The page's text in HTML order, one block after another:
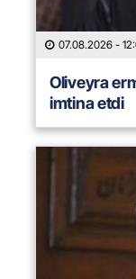
07.08.2026 -
Oliveyra
imtina etdi